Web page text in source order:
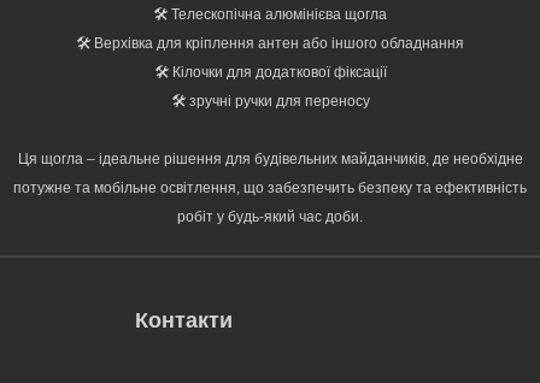
🛠️ Телескопічна алюмінієва щогла
🛠️ Верхівка для кріплення антен або іншого обладнання
🛠️ Кілочки для додаткової фіксації
🛠️ зручні ручки для переносу
Ця щогла – ідеальне рішення для будівельних майданчиків, де необхідне
потужне та мобільне освітлення, що забезпечить безпеку та ефективність
робіт у будь-який час доби.
Контакти